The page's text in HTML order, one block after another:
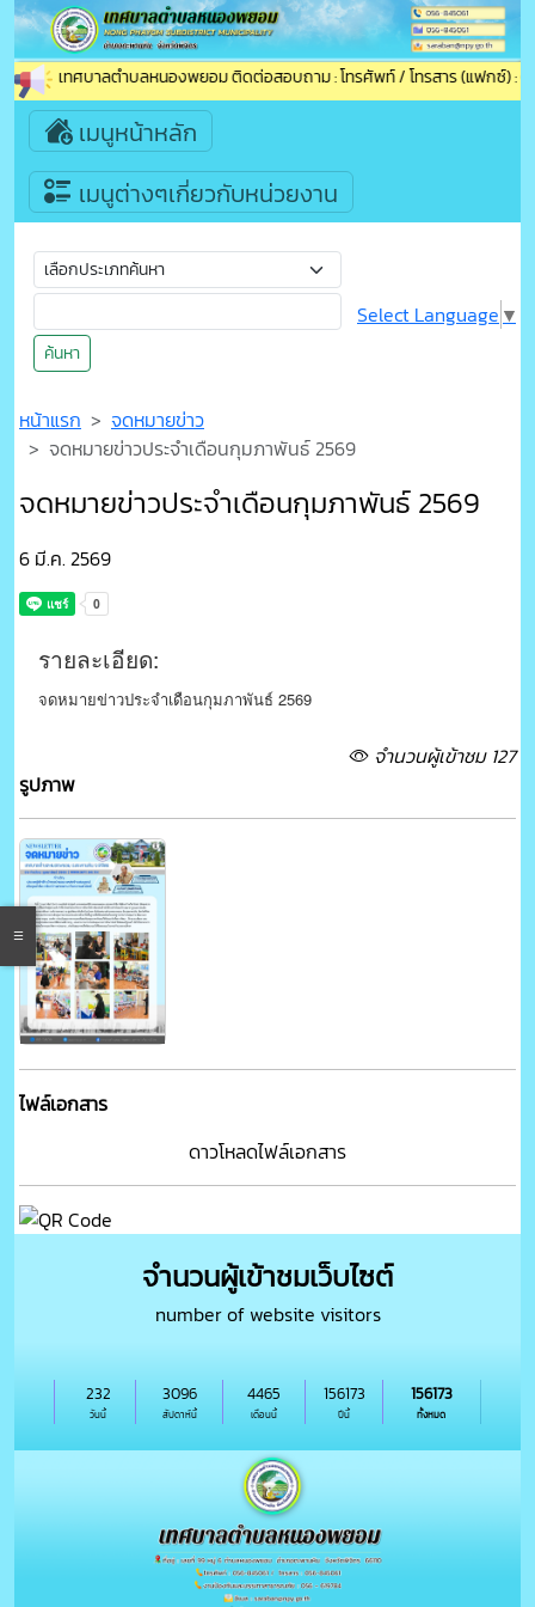
เข้าสู่เทศบาลตำบลหนองพยอม ติดต่อสอบถาม : โทรศัพท์ / โทรสาร (แฟกซ์) :
เมนูหน้าหลัก
เมนูต่างๆเกี่ยวกับหน่วยงาน
ค้นหา
Select Language ▼
หน้าแรก
จดหมายข่าว
จดหมายข่าวประจำเดือนกุมภาพันธ์ 2569
จดหมายข่าวประจำเดือนกุมภาพันธ์ 2569
6 มี.ค. 2569
รายละเอียด:
จดหมายข่าวประจำเดือนกุมภาพันธ์ 2569
จำนวนผู้เข้าชม 127
รูปภาพ
ไฟล์เอกสาร
ดาวโหลดไฟล์เอกสาร
จำนวนผู้เข้าชมเว็บไซต์
number of website visitors
วันนี้
232
สัปดาห์นี้
3096
เดือนนี้
4465
ปีนี้
156173
ทั้งหมด
156173